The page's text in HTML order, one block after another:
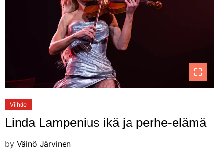
Viihde
Linda Lampenius ikä ja perhe-elämä
by Väinö Järvinen